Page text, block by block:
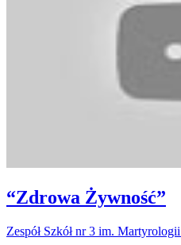
“Zdrowa Żywność”
Zespół Szkół nr 3 im.